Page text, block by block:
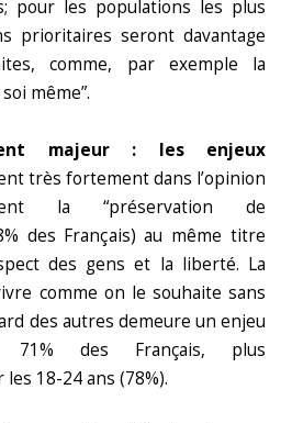
pour les populations les plus
prioritaires seront davantage
comme, par exemple la
même”.
majeur : les enjeux
très fortement dans l’opinion
la “préservation de
des Français) au même titre
des gens et la liberté. La
comme on le souhaite sans
des autres demeure un enjeu
71% des Français, plus
18-24 ans (78%).